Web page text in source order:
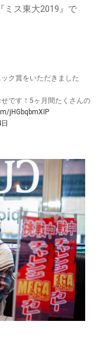
ミス東大2019』で
ク賞をいただきました
です！5ヶ月間たくさんの
jHGbqbmXIP